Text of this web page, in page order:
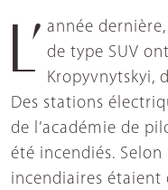
L’année dernière, plusieurs véhicules militaires de type SUV
Kropyvnytskyi,
Des stations
de l’académie de
été incendiés.
incendiaires étaient